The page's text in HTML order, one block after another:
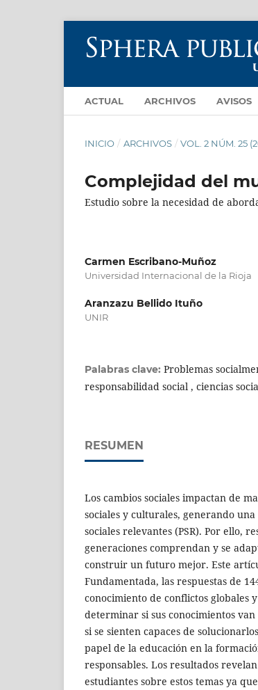
ACTUAL ARCHIVOS AVISOS
INICIO / ARCHIVOS / VOL. 2 NÚM. 25
Complejidad del
Estudio sobre la necesidad de
Carmen Escribano-Muñoz
Universidad Internacional de la Rioja
Aranzazu Bellido Ituño
UNIR
Palabras clave: Problemas
responsabilidad social , ciencias
RESUMEN
Los cambios sociales impactan de
sociales y culturales, generando
sociales relevantes (PSR). Por ello,
generaciones comprendan y se
construir un futuro mejor. Este
Fundamentada, las respuestas de
conocimiento de conflictos globales
determinar si sus conocimientos
si se sienten capaces de
papel de la educación en la
responsables. Los resultados
estudiantes sobre estos temas ya